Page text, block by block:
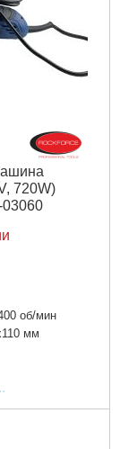
720W)
об/мин
мм